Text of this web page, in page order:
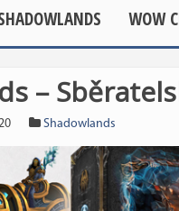
WOW
–
Shadowlands